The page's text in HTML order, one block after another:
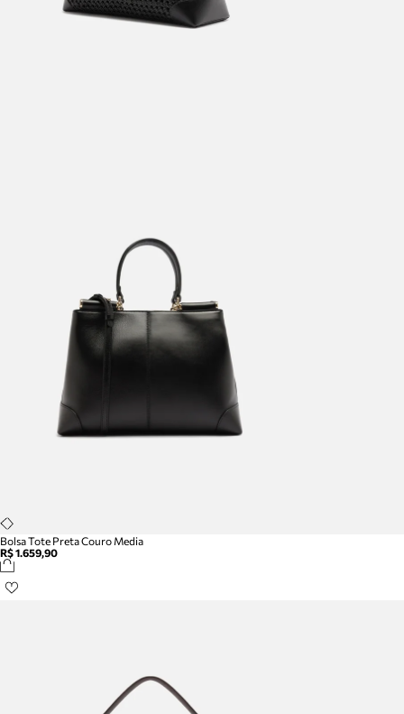
Bolsa Tote Preta Couro Media
R$ 1.659,90